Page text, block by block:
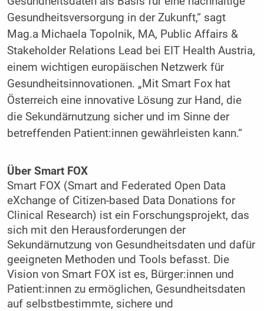
Gesundheitsversorgung in der Zukunft,“ sagt
Mag.a Michaela Topolnik, MA, Public Affairs &
Stakeholder Relations Lead bei EIT Health Austria,
einem wichtigen europäischen Netzwerk für
Gesundheitsinnovationen. „Mit Smart Fox hat
Österreich eine innovative Lösung zur Hand, die
die Sekundärnutzung sicher und im Sinne der
betreffenden Patient:innen gewährleisten kann.“
Über Smart FOX
Smart FOX (Smart and Federated Open Data
eXchange of Citizen-based Data Donations for
Clinical Research) ist ein Forschungsprojekt, das
sich mit den Herausforderungen der
Sekundärnutzung von Gesundheitsdaten und dafür
geeigneten Methoden und Tools befasst. Die
Vision von Smart FOX ist es, Bürger:innen und
Patient:innen zu ermöglichen, Gesundheitsdaten
auf selbstbestimmte, sichere und